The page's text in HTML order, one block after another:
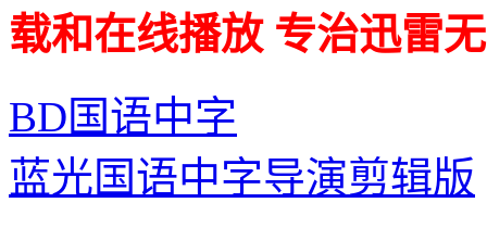
载和在线播放 专治迅雷
BD国语中字
蓝光国语中字导演剪辑版